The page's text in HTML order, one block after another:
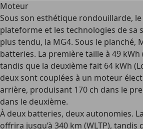
Moteur
Sous son esthétique rondouillarde, le
plateforme et les technologies de sa
plus tendu, la MG4. Sous le planché,
batteries. La première taille à 49 kWh
tandis que la deuxième fait 64 kWh
deux sont couplées à un moteur
arrière, produisant 170 ch dans le
dans le deuxième.
À deux batteries, deux autonomies.
offrira jusqu’à 340 km (WLTP),